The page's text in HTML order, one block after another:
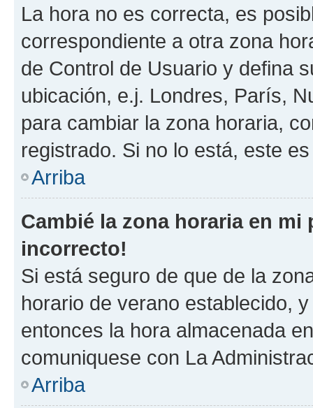
La hora no es correcta, es
correspondiente a otra zona
de Control de Usuario y defina
ubicación, e.j. Londres, París,
para cambiar la zona horaria,
registrado. Si no lo está, este
Arriba
Cambié la zona horaria en
incorrecto!
Si está seguro de que de la
horario de verano establecido,
entonces la hora almacenada
comuniquese con La
Arriba